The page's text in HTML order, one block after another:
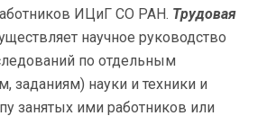
ИЦиГ СО РАН. Трудовая
научное руководство
по отдельным
заданиям) науки и техники и
занятых ими работников или